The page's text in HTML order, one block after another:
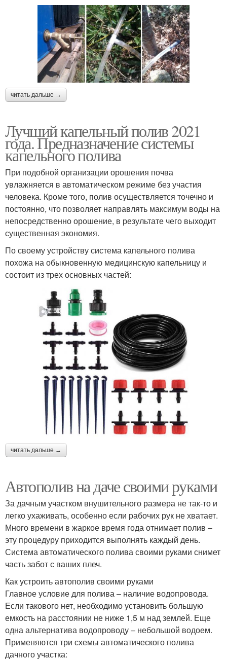
читать дальше →
Лучший капельный полив 2021
года. Предназначение системы
капельного полива
При подобной организации орошения почва
увлажняется в автоматическом режиме без участия
человека. Кроме того, полив осуществляется точечно и
постоянно, что позволяет направлять максимум воды на
непосредственно орошение, в результате чего выходит
существенная экономия.
По своему устройству система капельного полива
похожа на обыкновенную медицинскую капельницу и
состоит из трех основных частей:
читать дальше →
Автополив на даче своими руками
За дачным участком внушительного размера не так-то и
легко ухаживать, особенно если рабочих рук не хватает.
Много времени в жаркое время года отнимает полив –
эту процедуру приходится выполнять каждый день.
Система автоматического полива своими руками снимет
часть забот с ваших плеч.
Как устроить автополив своими руками
Главное условие для полива – наличие водопровода.
Если такового нет, необходимо установить большую
емкость на расстоянии не ниже 1,5 м над землей. Еще
одна альтернатива водопроводу – небольшой водоем.
Применяются три схемы автоматического полива
дачного участка: